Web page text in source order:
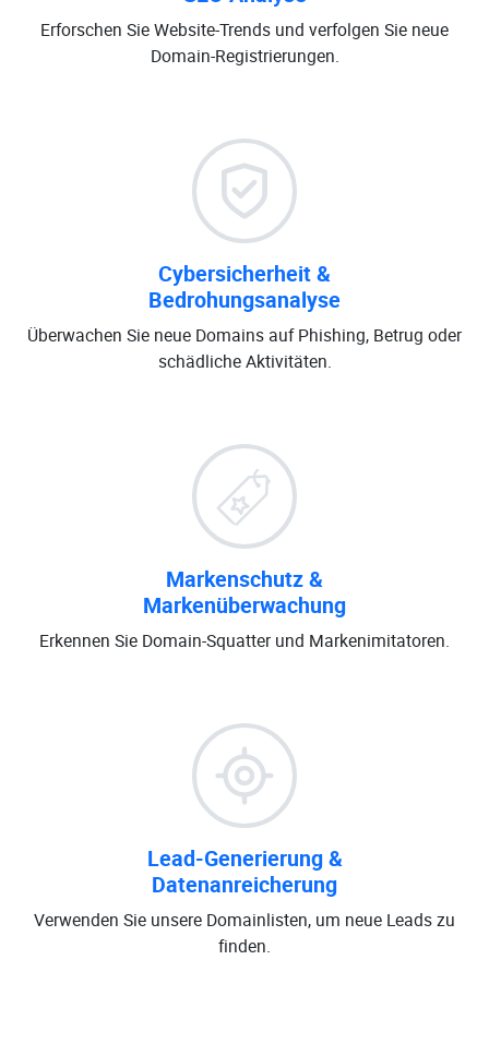
Erforschen Sie Website-Trends und verfolgen Sie neue
Domain-Registrierungen.
Cybersicherheit &
Bedrohungsanalyse
Überwachen Sie neue Domains auf Phishing, Betrug oder
schädliche Aktivitäten.
Markenschutz &
Markenüberwachung
Erkennen Sie Domain-Squatter und Markenimitatoren.
Lead-Generierung &
Datenanreicherung
Verwenden Sie unsere Domainlisten, um neue Leads zu
finden.